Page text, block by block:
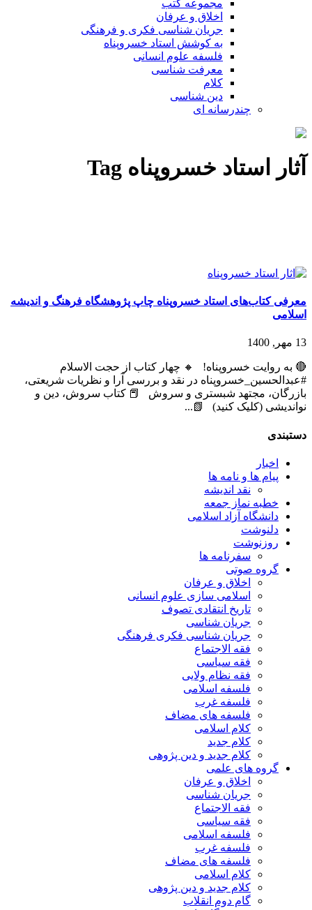
مجموعه کتب
اخلاق و عرفان
جریان شناسی فکری و فرهنگی
به کوشش استاد خسروپناه
فلسفه علوم انسانی
معرفت شناسی
کلام
دین شناسی
چندرسانه ای
آثار استاد خسروپناه Tag
معرفی کتاب‌های استاد خسروپناه چاپ پژوهشگاه فرهنگ و اندیشه
اسلامی
13 مهر, 1400
🔴 به روایت خسروپناه! 🔸 چهار کتاب از حجت الاسلام
#عبدالحسین_خسروپناه در نقد و بررسی آرا و نظریات شریعتی،
بازرگان، مجتهد شبستری و سروش 📕 کتاب سروش، دین و
نواندیشی (کلیک کنید) 📗...
دستبندی
اخبار
پیام ها و نامه ها
نقد اندیشه
خطبه نماز جمعه
دانشگاه آزاد اسلامی
دلنوشت
روزنوشت
سفرنامه ها
گروه صوتی
اخلاق و عرفان
اسلامی سازی علوم انسانی
تاریخ انتقادی تصوف
جریان شناسی
جریان شناسی فکری فرهنگی
فقه الاجتماع
فقه سیاسی
فقه نظام ولایی
فلسفه اسلامی
فلسفه غرب
فلسفه های مضاف
کلام اسلامی
کلام جدید
کلام جدید و دین پژوهی
گروه های علمی
اخلاق و عرفان
جریان شناسی
فقه الاجتماع
فقه سیاسی
فلسفه اسلامی
فلسفه غرب
فلسفه های مضاف
کلام اسلامی
کلام جدید و دین پژوهی
گام دوم انقلاب